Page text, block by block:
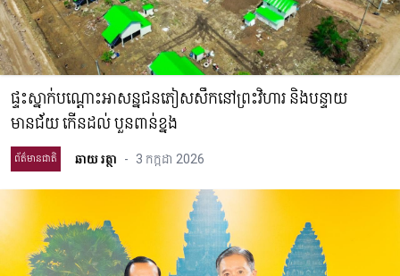
ផ្ទះស្នាក់បណ្តោះអាសន្នជនភៀសសឹកនៅព្រះវិហារ និងបន្ទាយ
មានជ័យ កើនដល់ បួនពាន់ខ្នង
ព័ត៌មានជាតិ ឆាយ រត្ថា - 3 កក្កដា 2026